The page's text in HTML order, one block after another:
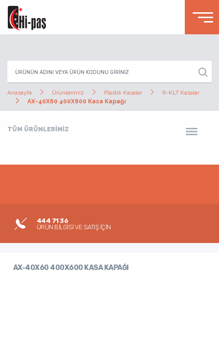
Anasayfa Ürünlerimiz Plastik Kasalar
R-KLT Kasalar
AX-40X60 400X600 Kasa Kapağı
TÜM ÜRÜNLERİMİZ
444 71 36
ÜRÜN BİLGİSİ VE SATIŞ İÇİN
AX-40X60 400X600 KASA KAPAĞI